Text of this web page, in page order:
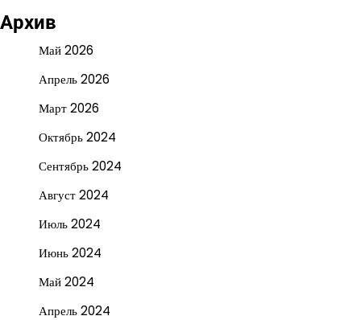
Архив
Май 2026
Апрель 2026
Март 2026
Октябрь 2024
Сентябрь 2024
Август 2024
Июль 2024
Июнь 2024
Май 2024
Апрель 2024